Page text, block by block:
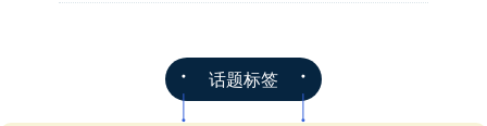
话题标签